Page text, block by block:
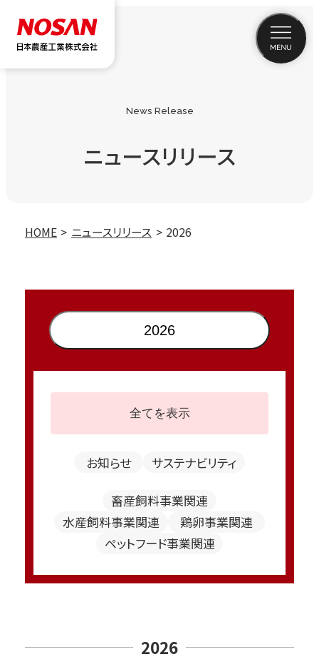
News Release
ニュースリリース
HOME ニュースリリース 2026
2026
全てを表示
お知らせ サステナビリティ
畜産飼料事業関連
水産飼料事業関連
鶏卵事業関連
ペットフード事業関連
2026